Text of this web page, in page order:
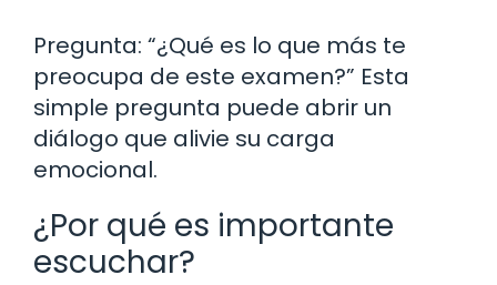
Pregunta: “¿Qué es lo que más te
preocupa de este examen?” Esta
simple pregunta puede abrir un
diálogo que alivie su carga
emocional.
¿Por qué es importante
escuchar?